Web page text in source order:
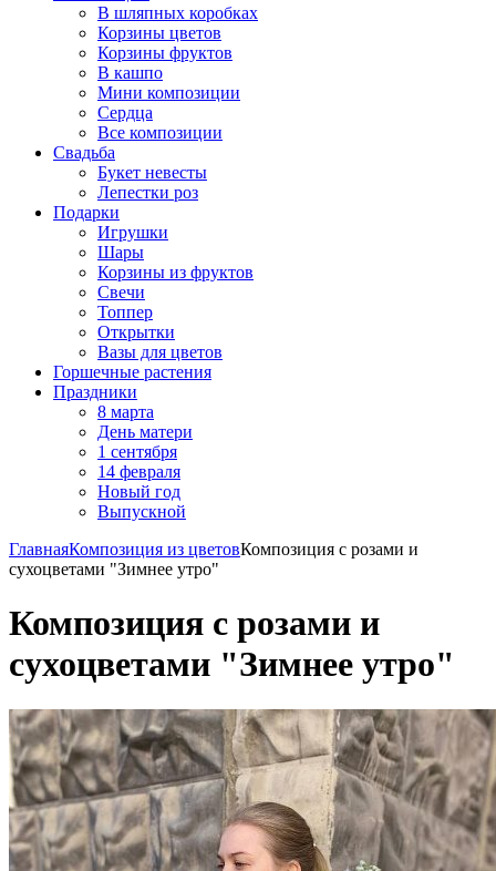
В шляпных коробках
Корзины цветов
Корзины фруктов
В кашпо
Мини композиции
Сердца
Все композиции
Свадьба
Букет невесты
Лепестки роз
Подарки
Игрушки
Шары
Корзины из фруктов
Свечи
Топпер
Открытки
Вазы для цветов
Горшечные растения
Праздники
8 марта
День матери
1 сентября
14 февраля
Новый год
Выпускной
ГлавнаяКомпозиция из цветовКомпозиция с розами и
сухоцветами "Зимнее утро"
Композиция с розами и
сухоцветами "Зимнее утро"